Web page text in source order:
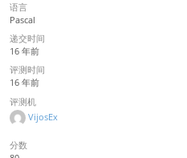
语言
Pascal
递交时间
16 年前
评测时间
16 年前
评测机
VijosEx
分数